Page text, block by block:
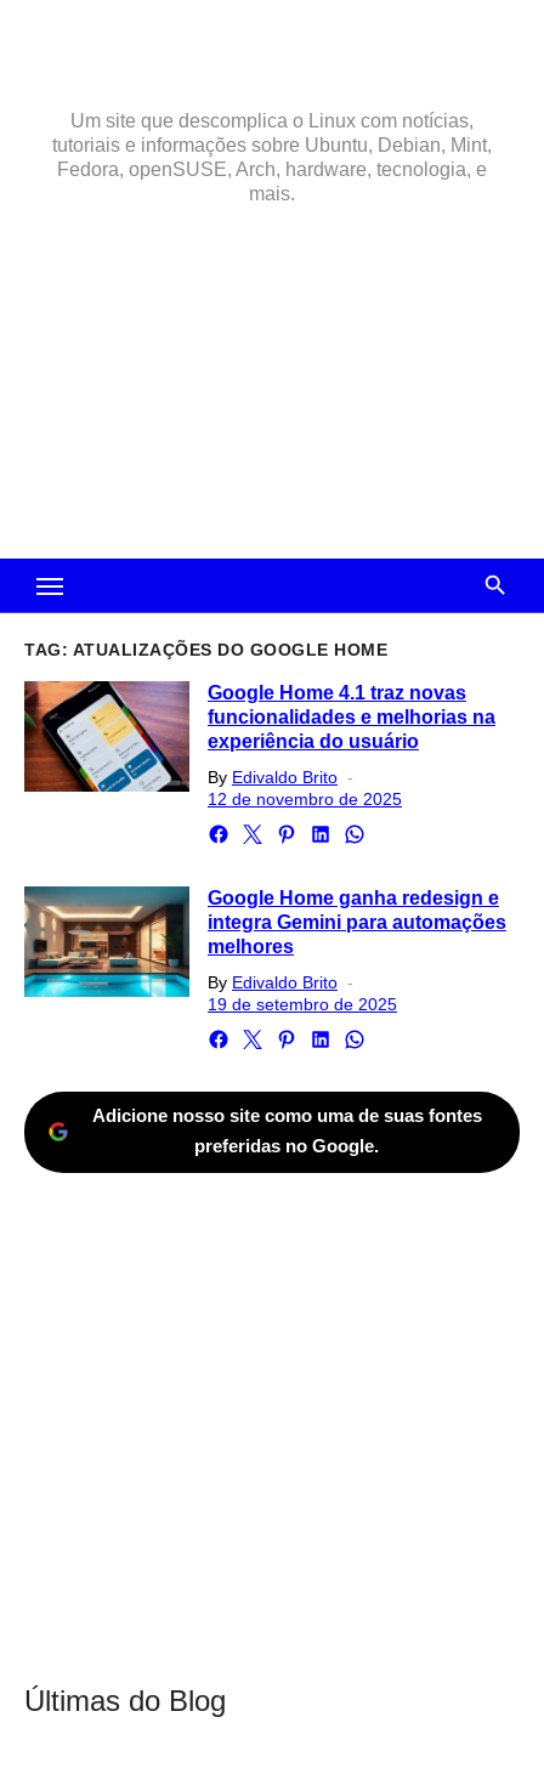
Um site que descomplica o Linux com notícias,
tutoriais e informações sobre Ubuntu, Debian, Mint,
Fedora, openSUSE, Arch, hardware, tecnologia, e
mais.
TAG: ATUALIZAÇÕES DO GOOGLE HOME
Google Home 4.1 traz novas
funcionalidades e melhorias na
experiência do usuário
By Edivaldo Brito
on
12 de novembro de 2025
Google Home ganha redesign e
integra Gemini para automações
melhores
By Edivaldo Brito
on
19 de setembro de 2025
Adicione nosso site como uma de suas fontes
preferidas no Google.
Últimas do Blog